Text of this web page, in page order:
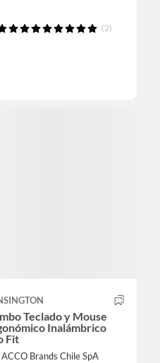
(2)
Teclado y Mouse
Inalámbrico
Fit
Brands Chile SpA